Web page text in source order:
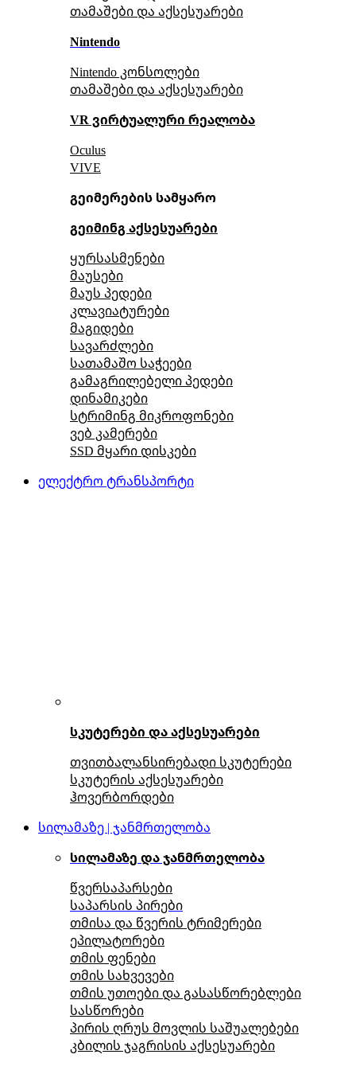
თამაშები და აქსესუარები
Nintendo
Nintendo კონსოლები
თამაშები და აქსესუარები
VR ვირტუალური რეალობა
Oculus
VIVE
გეიმერების სამყარო
გეიმინგ აქსესუარები
ყურსასმენები
მაუსები
მაუს პედები
კლავიატურები
მაგიდები
სავარძლები
სათამაშო საჭეები
გამაგრილებელი პედები
დინამიკები
სტრიმინგ მიკროფონები
ვებ კამერები
SSD მყარი დისკები
ელექტრო ტრანსპორტი
სკუტერები და აქსესუარები
თვითბალანსირებადი სკუტერები
სკუტერის აქსესუარები
ჰოვერბორდები
სილამაზე | ჯანმრთელობა
სილამაზე და ჯანმრთელობა
წვერსაპარსები
საპარსის პირები
თმისა და წვერის ტრიმერები
ეპილატორები
თმის ფენები
თმის სახვევები
თმის უთოები და გასასწორებლები
სასწორები
პირის ღრუს მოვლის საშუალებები
კბილის ჯაგრისის აქსესუარები